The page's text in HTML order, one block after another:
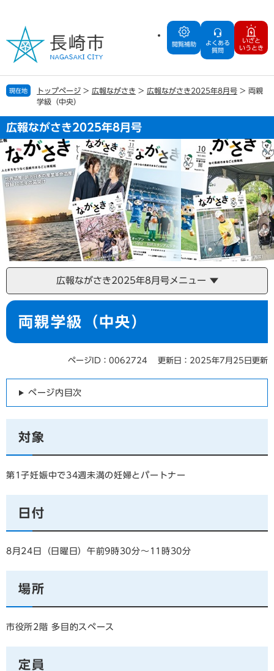
の
で
す
ー
ば
し
本
文
閲覧補助
よくある
質問
いざと
いうとき
現在地 トップページ > 広報ながさき > 広報ながさき2025年8月号 > 両親
学級（中央）
広報ながさき2025年8月号
広報ながさき2025年8月号メニュー
本
両親学級（中央）
ページID：0062724 更新日：2025年7月25日更新
ページ内目次
対象
第1子妊娠中で34週未満の妊婦とパートナー
日付
8月24日（日曜日）午前9時30分～11時30分
場所
市役所2階 多目的スペース
定員